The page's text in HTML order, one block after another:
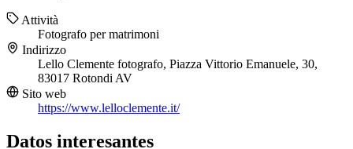
Attività
Fotografo per matrimoni
Indirizzo
Lello Clemente fotografo, Piazza Vittorio Emanuele, 30,
83017 Rotondi AV
Sito web
https://www.lelloclemente.it/
Datos interesantes